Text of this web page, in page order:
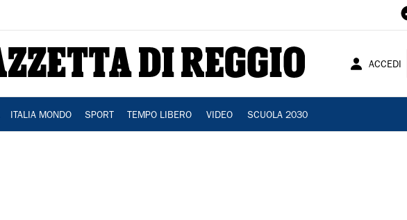
ACCEDI
ITALIA MONDO SPORT TEMPO LIBERO VIDEO SCUOLA 2030